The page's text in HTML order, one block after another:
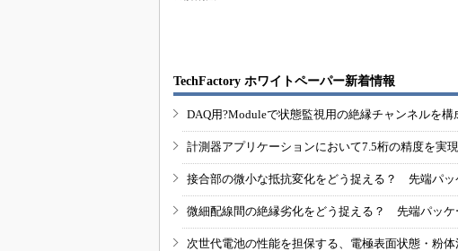
TechFactory ホワイトペーパー新着情報
DAQ用?Moduleで状態監視用の絶縁チャンネルを
計測器アプリケーションにおいて7.5桁の精度を実
接合部の微小な抵抗変化をどう捉える？ 先端パッ
微細配線間の絶縁劣化をどう捉える？ 先端パッケ
次世代電池の性能を担保する、電極表面状態・粉